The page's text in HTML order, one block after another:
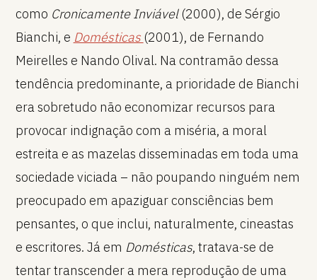
como Cronicamente Inviável(2000), de Sérgio
Bianchi, e Domésticas (2001), de Fernando
Meirelles e Nando Olival. Na contramão dessa
tendência predominante, a prioridade de Bianchi
era sobretudo não economizar recursos para
provocar indignação com a miséria, a moral
estreita e as mazelas disseminadas em toda uma
sociedade viciada – não poupando ninguém nem
preocupado em apaziguar consciências bem
pensantes, o que inclui, naturalmente, cineastas
e escritores. Já em Domésticas, tratava-se de
tentar transcender a mera reprodução de uma